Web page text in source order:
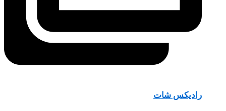
رادیکس شات